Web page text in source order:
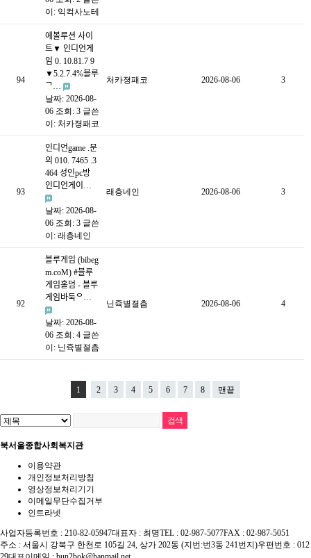
이: 익컥사노테
94
에볼루션 사이
트▼ 인디언게
임 0. 10.81.7 9
▼5.2.7.4%블루
ᄀ…
날짜: 2026-08-
06 조회: 3 글쓴
이: 처카졍패코
처카졍패코 2026-08-06 3
93
인디언game .문
의 010. 7465 .3
464 성인pc방
인디언게이…
날짜: 2026-08-
06 조회: 3 글쓴
이: 래층네인
래층네인 2026-08-06 3
92
블루게임 (bibeg
m.coM) #블루
게임홀덤 - 블루
게임바둑ᄋ…
날짜: 2026-08-
06 조회: 4 글쓴
이: 닌쥭별졀츰
닌쥭별졀츰 2026-08-06 4
1 2 3 4 5 6 7 8 맨끝
북서울종합사회복지관
이용약관
개인정보처리방침
영상정보처리기기
이메일무단수집거부
인트라넷
사업자등록번호 : 210-82-05947대표자 : 최명TEL : 02-987-5077FAX : 02-987-5051
주소 : 서울시 강북구 한천로 105길 24, 상가 202동 (지번:번3동 241번지)우편번호 : 012